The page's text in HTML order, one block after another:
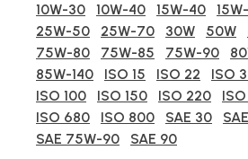
10W-30
10W-40 15W-40
25W-50
25W-70 30W 50W
75W-80
75W-85 75W-90
85W-140
ISO 15 ISO 22 ISO
ISO 100
ISO 150 ISO 220
ISO 680
ISO 800 SAE 30
SAE 75W-90
SAE 90